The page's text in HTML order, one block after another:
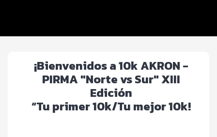
¡Bienvenidos a 10k AKRON -
PIRMA "Norte vs Sur" XIII
Edición
“Tu primer 10k/Tu mejor 10k!